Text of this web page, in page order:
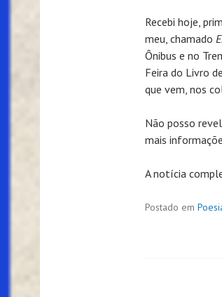
Recebi hoje,
meu, chamado
Ônibus e no
Feira do Livro
que vem, nos
Não posso
mais
A notícia
Postado em